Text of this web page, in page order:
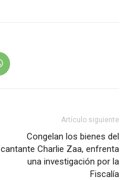
Artículo siguiente
Congelan los bienes del
cantante Charlie Zaa, enfrenta
una investigación por la
Fiscalía